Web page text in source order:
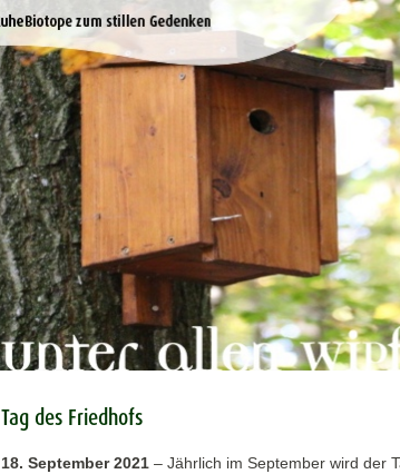
Tag des Friedhofs
18. September 2021 – Jährlich im September wird der